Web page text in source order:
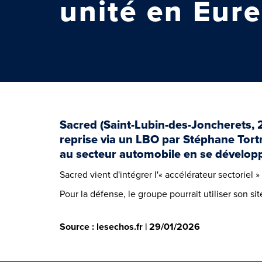
unité en
Sacred (Saint-Lubin-des-Joncherets,
reprise via un LBO par Stéphane
au secteur automobile en se
Sacred vient d'intégrer l'« accélérateur sectoriel
Pour la défense, le groupe pourrait utiliser son
Source : lesechos.fr | 29/01/2026